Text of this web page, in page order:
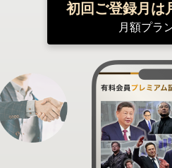
初回ご登録月は
月額プラ